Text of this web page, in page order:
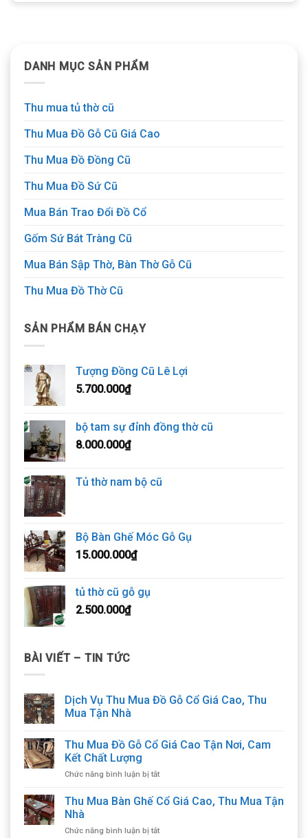
DANH MỤC SẢN PHẨM
Thu mua tủ thờ cũ
Thu Mua Đồ Gỗ Cũ Giá Cao
Thu Mua Đồ Đồng Cũ
Thu Mua Đồ Sứ Cũ
Mua Bán Trao Đổi Đồ Cổ
Gốm Sứ Bát Tràng Cũ
Mua Bán Sập Thờ, Bàn Thờ Gỗ Cũ
Thu Mua Đồ Thờ Cũ
SẢN PHẨM BÁN CHẠY
Tượng Đồng Cũ Lê Lợi
5.700.000₫
bộ tam sự đỉnh đồng thờ cũ
8.000.000₫
Tủ thờ nam bộ cũ
Bộ Bàn Ghế Móc Gỗ Gụ
15.000.000₫
tủ thờ cũ gỗ gụ
2.500.000₫
BÀI VIẾT – TIN TỨC
Dịch Vụ Thu Mua Đồ Gỗ Cổ Giá Cao, Thu
Mua Tận Nhà
Thu Mua Đồ Gỗ Cổ Giá Cao Tận Nơi, Cam
Kết Chất Lượng
Chức năng bình luận bị tắtở
Mua
Cổ
Thu Mua Bàn Ghế Cổ Giá Cao, Thu Mua Tận
Nhà
Chức năng bình luận bị tắtở